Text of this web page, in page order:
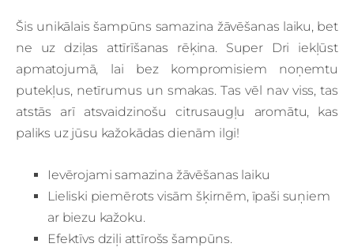
Šis unikālais šampūns samazina žāvēšanas laiku, bet
ne uz dziļas attīrīšanas rēķina. Super Dri iekļūst
apmatojumā, lai bez kompromisiem noņemtu
putekļus, netīrumus un smakas. Tas vēl nav viss, tas
atstās arī atsvaidzinošu citrusaugļu aromātu, kas
paliks uz jūsu kažokādas dienām ilgi!
Ievērojami samazina žāvēšanas laiku
Lieliski piemērots visām šķirnēm, īpaši suņiem
ar biezu kažoku.
Efektīvs dziļi attīrošs šampūns.